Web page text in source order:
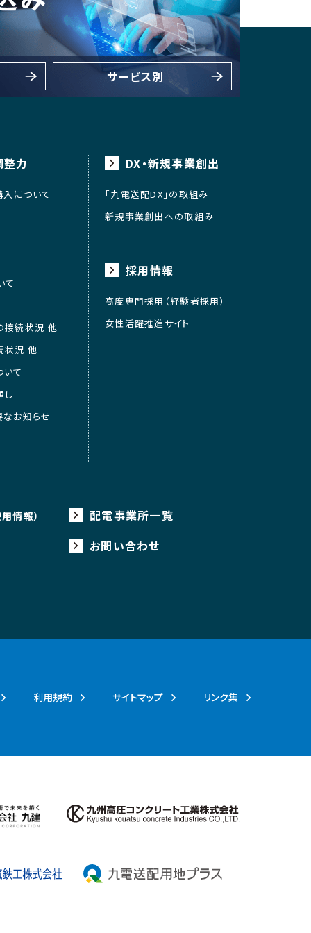
サービス別
整力
について
て
接続状況 他
状況 他
て
し
お知らせ
DX・新規事業創出
「九電送配DX」の取組み
新規事業創出への取組み
採用情報
高度専門採用（経験者採用）
女性活躍推進サイト
情報）
配電事業所一覧
お問い合わせ
利用規約 サイトマップ リンク集